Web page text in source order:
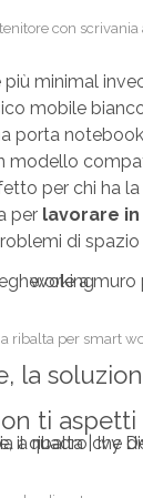
con scrivania
più minimal
mobile
porta
modello
per chi ha la
per lavorare
di spazio
ribalta per smart
la
ti aspetti